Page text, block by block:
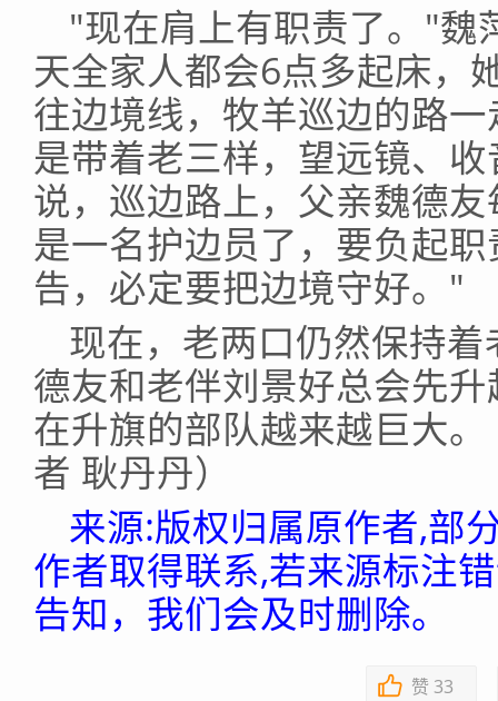
"现在肩上有职责了。"魏
天全家人都会6点多起床，
往边境线，牧羊巡边的路
是带着老三样，望远镜、
说，巡边路上，父亲魏德
是一名护边员了，要负起
告，必定要把边境守好。"
现在，老两口仍然保持
德友和老伴刘景好总会先
在升旗的部队越来越巨大
者 耿丹丹）
来源:版权归属原作者,部
作者取得联系,若来源标注
告知，我们会及时删除。
赞 33